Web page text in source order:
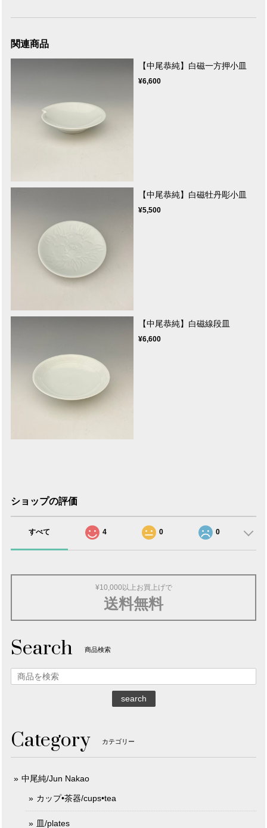
関連商品
【中尾恭純】白磁一方押小皿
¥6,600
【中尾恭純】白磁牡丹彫小皿
¥5,500
【中尾恭純】白磁線段皿
¥6,600
ショップの評価
すべて 4 0 0
¥10,000以上お買上げで
送料無料
Search 商品検索
search
Category カテゴリー
中尾純/Jun Nakao
カップ•茶器/cups•tea
皿/plates